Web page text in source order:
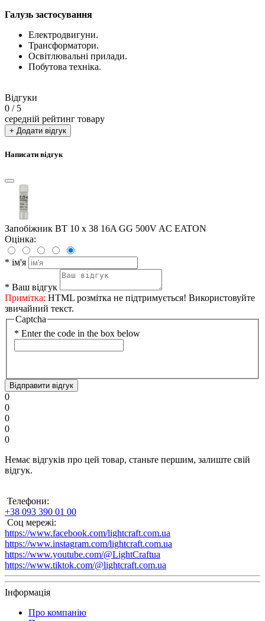
Галузь застосування
Електродвигуни.
Трансформатори.
Освітлювальні прилади.
Побутова техніка.
Відгуки
0 / 5
середній рейтинг товару
+ Додати відгук
Написати відгук
Запобіжник BT 10 x 38 16A GG 500V AC EATON
Оцінка:
* ім'я
* Ваш відгук
Примітка: HTML розмітка не підтримується! Використовуйте
звичайний текст.
Captcha
* Enter the code in the box below
Відправити відгук
0
0
0
0
0
Немає відгуків про цей товар, станьте першим, залиште свій
відгук.
Телефони:
+38 093 390 01 00
Соц мережі:
https://www.facebook.com/lightcraft.com.ua
https://www.instagram.com/lightcraft.com.ua
https://www.youtube.com/@LightCraftua
https://www.tiktok.com/@lightcraft.com.ua
Інформація
Про компанію